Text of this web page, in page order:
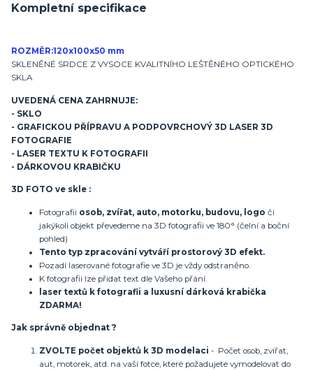
Kompletní specifikace
ROZMĚR:120x100x50 mm
SKLENĚNÉ SRDCE Z VYSOCE KVALITNÍHO LEŠTĚNÉHO OPTICKÉHO
SKLA
UVEDENÁ CENA ZAHRNUJE:
- SKLO
- GRAFICKOU PŘÍPRAVU A PODPOVRCHOVÝ 3D LASER 3D
FOTOGRAFIE
- LASER TEXTU K FOTOGRAFII
- DÁRKOVOU KRABIČKU
3D FOTO ve skle :
Fotografii osob, zvířat, auto, motorku, budovu, logo či
jakýkoli objekt převedeme na 3D fotografii ve 180° (čelní a boční
pohled)
Tento typ zpracování vytváří prostorový 3D efekt.
Pozadí laserované fotografie ve 3D je vždy odstraněno.
K fotografii lze přidat text dle Vašeho přání.
laser textů k fotografii a luxusní dárková krabička
ZDARMA!
Jak správně objednat ?
ZVOLTE počet objektů k 3D modelaci - Počet osob, zvířat,
aut, motorek, atd. na vaší fotce, které požadujete vymodelovat do